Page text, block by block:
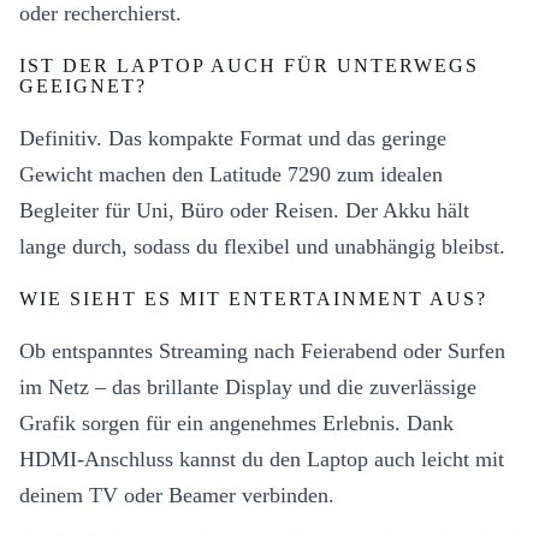
oder recherchierst.
IST DER LAPTOP AUCH FÜR UNTERWEGS
GEEIGNET?
Definitiv. Das kompakte Format und das geringe
Gewicht machen den Latitude 7290 zum idealen
Begleiter für Uni, Büro oder Reisen. Der Akku hält
lange durch, sodass du flexibel und unabhängig bleibst.
WIE SIEHT ES MIT ENTERTAINMENT AUS?
Ob entspanntes Streaming nach Feierabend oder Surfen
im Netz – das brillante Display und die zuverlässige
Grafik sorgen für ein angenehmes Erlebnis. Dank
HDMI-Anschluss kannst du den Laptop auch leicht mit
deinem TV oder Beamer verbinden.